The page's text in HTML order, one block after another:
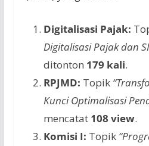
Digitalisasi Pajak:
Digitalisasi Pajak dan
ditonton 179 kali.
RPJMD: Topik
Kunci Optimalisasi
mencatat 108 view.
Komisi I: Topik